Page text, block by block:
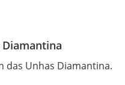
Diamantina
das Unhas Diamantina.